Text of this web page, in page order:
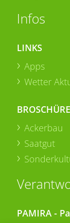
Infos
LINKS
Apps
Wetter
Ackerbau
Saatgut
PAMIRA -